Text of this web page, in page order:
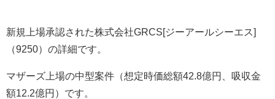
新規上場承認された株式会社GRCS[ジーアールシーエス]
（9250）の詳細です。
マザーズ上場の中型案件（想定時価総額42.8億円、吸収金
額12.2億円）です。